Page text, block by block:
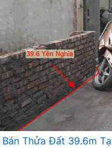
Bán Thửa Đất 39.6m